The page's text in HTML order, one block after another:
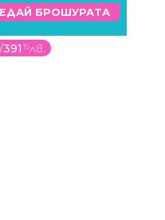
БРОШУРАТА
/39115лв.